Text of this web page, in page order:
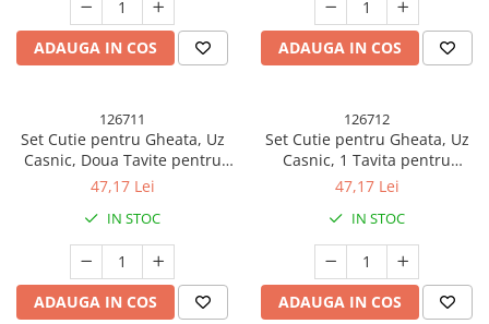
ADAUGA IN COS ADAUGA IN COS
126711
Set Cutie pentru Gheata, Uz
Casnic, Doua Tavite pentru
Cuburi, Capac Etans, Lopata,
47,17 Lei
IN STOC
ADAUGA IN COS
126712
Set Cutie pentru Gheata, Uz
Casnic, 1 Tavita pentru
Cuburi, Capac Etans, Lopata,
47,17 Lei
IN STOC
ADAUGA IN COS